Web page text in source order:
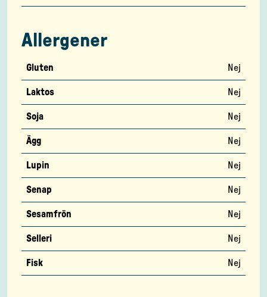
Allergener
Gluten Nej
Laktos Nej
Soja Nej
Ägg Nej
Lupin Nej
Senap Nej
Sesamfrön Nej
Selleri Nej
Fisk Nej